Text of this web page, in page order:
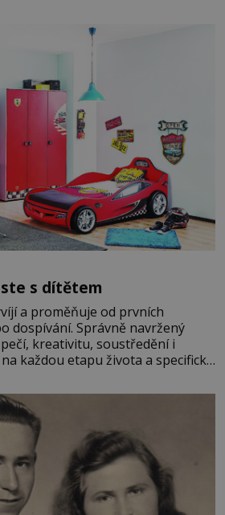
s dítětem
a proměňuje od prvních
dospívání. Správně navržený
kreativitu, soustředění i
každou etapu života a specifické
by pokoj miminka měl působit
Předškolní věk je